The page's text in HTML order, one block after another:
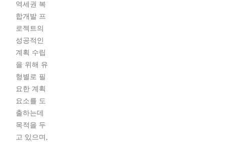
역세권 복
합개발 프
로젝트의
성공적인
계획 수립
을 위해 유
형별로 필
요한 계획
요소를 도
출하는데
목적을 두
고 있으며,